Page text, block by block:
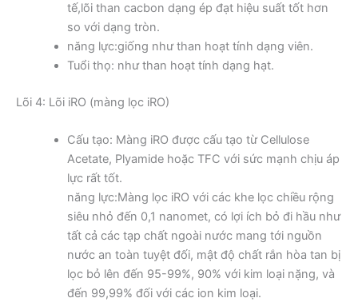
tế,lõi than cacbon dạng ép đạt hiệu suất tốt hơn
so với dạng tròn.
năng lực:giống như than hoạt tính dạng viên.
Tuổi thọ: như than hoạt tính dạng hạt.
Lõi 4: Lõi iRO (màng lọc iRO)
Cấu tạo: Màng iRO được cấu tạo từ Cellulose
Acetate, Plyamide hoặc TFC với sức mạnh chịu áp
lực rất tốt.
năng lực:Màng lọc iRO với các khe lọc chiều rộng
siêu nhỏ đến 0,1 nanomet, có lợi ích bỏ đi hầu như
tất cả các tạp chất ngoài nước mang tới nguồn
nước an toàn tuyệt đối, mật độ chất rắn hòa tan bị
lọc bỏ lên đến 95-99%, 90% với kim loại nặng, và
đến 99,99% đối với các ion kim loại.